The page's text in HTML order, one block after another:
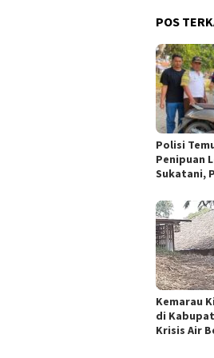
POS
Polisi
Penipuan
Sukatani,
Kemarau
di
Krisis Air